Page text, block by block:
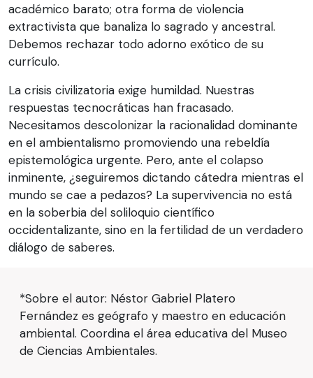
académico barato; otra forma de violencia
extractivista que banaliza lo sagrado y ancestral.
Debemos rechazar todo adorno exótico de su
currículo.
La crisis civilizatoria exige humildad. Nuestras
respuestas tecnocráticas han fracasado.
Necesitamos descolonizar la racionalidad dominante
en el ambientalismo promoviendo una rebeldía
epistemológica urgente. Pero, ante el colapso
inminente, ¿seguiremos dictando cátedra mientras el
mundo se cae a pedazos? La supervivencia no está
en la soberbia del soliloquio científico
occidentalizante, sino en la fertilidad de un verdadero
diálogo de saberes.
*Sobre el autor: Néstor Gabriel Platero
Fernández es geógrafo y maestro en educación
ambiental. Coordina el área educativa del Museo
de Ciencias Ambientales.